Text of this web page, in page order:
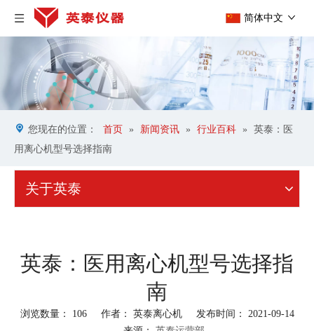
简体中文
您现在的位置： 首页 » 新闻资讯 » 行业百科 »
英泰：医
用离心机型号选择指南
关于英泰
英泰：医用离心机型号选择指
南
浏览数量： 106作者： 英泰离心机 发布时间： 2021-09-14